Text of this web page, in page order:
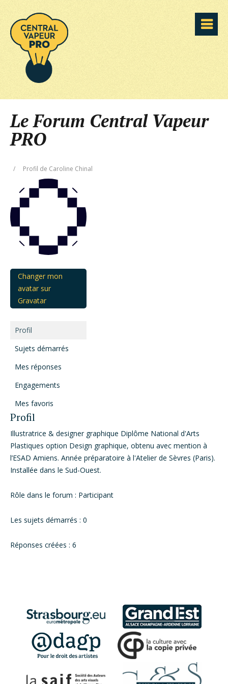
Le Forum Central Vapeur
PRO
/ Profil de Caroline Chinal
Changer mon
avatar sur
Gravatar
Profil
Sujets démarrés
Mes réponses
Engagements
Mes favoris
Profil
Illustratrice & designer graphique Diplôme National d'Arts
Plastiques option Design graphique, obtenu avec mention à
l’ESAD Amiens. Année préparatoire à l'Atelier de Sèvres (Paris).
Installée dans le Sud-Ouest.
Rôle dans le forum : Participant
Les sujets démarrés : 0
Réponses créées : 6